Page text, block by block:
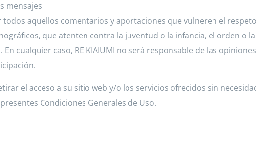
mensajes.
todos aquellos comentarios y aportaciones que vulneren el
que atenten contra la juventud o la infancia, el orden o
cualquier caso, REIKIAIUMI no será responsable de las
el acceso a su sitio web y/o los servicios ofrecidos sin
Condiciones Generales de Uso.